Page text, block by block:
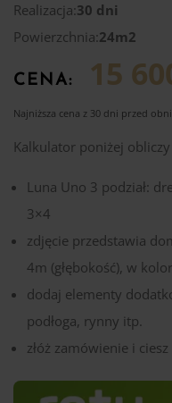
Realizacja:30 dni
Powierzchnia:24m2
CENA: 15
Najniższa cena z 30 dni przed
Kalkulator poniżej
Luna Uno 3 podział:
3×4
zdjęcie przedstawia
4m (głębokość), w
dodaj elementy
podłoga, rynny itp.
złóż zamówienie i